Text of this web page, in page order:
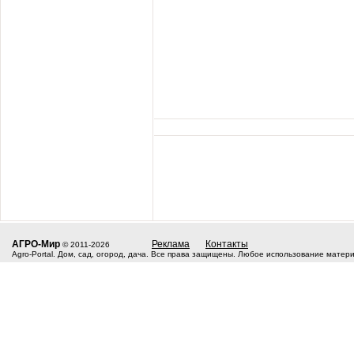
АГРО-Мир © 2011-2026 Реклама Контакты
Agro-Portal. Дом, сад, огород, дача. Все права защищены. Любое использование